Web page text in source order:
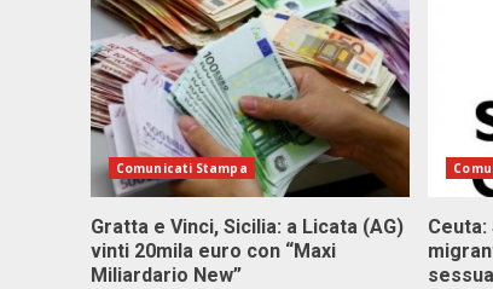
Comunicati Stampa
Gratta e Vinci, Sicilia: a Licata (AG)
vinti 20mila euro con “Maxi
Miliardario New”